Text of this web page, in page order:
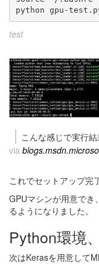
python gpu-
test
こんな感じで実行結
via
これでセットアップ完
GPUマシンが用意でき
るようになりました。
Python環境
次はKerasを用意して